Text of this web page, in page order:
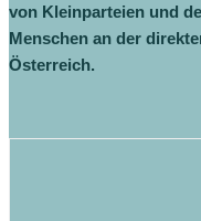
von Kleinparteien und
Menschen an der
Österreich.